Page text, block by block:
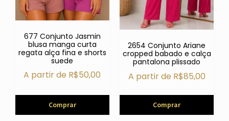
677 Conjunto Jasmin
blusa manga curta
regata alça fina e shorts
suede
A partir de R$50,00
Comprar
2654 Conjunto Ariane
cropped babado e calça
pantalona plissado
A partir de R$85,00
Comprar